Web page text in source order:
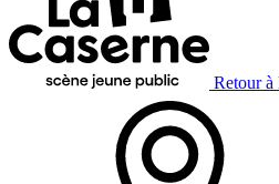
Retour à